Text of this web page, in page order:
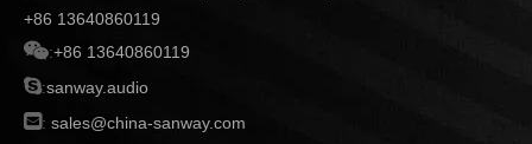
+86 13640860119
:+86 13640860119
:sanway.audio
: sales@china-sanway.com